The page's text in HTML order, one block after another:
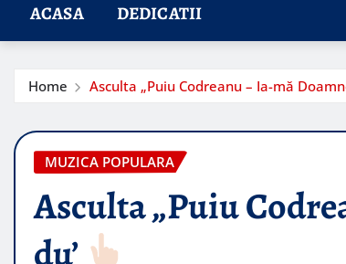
ACASA DEDICATII
Home Asculta „Puiu Codreanu – Ia-mă
MUZICA POPULARA
Asculta „Puiu
du’